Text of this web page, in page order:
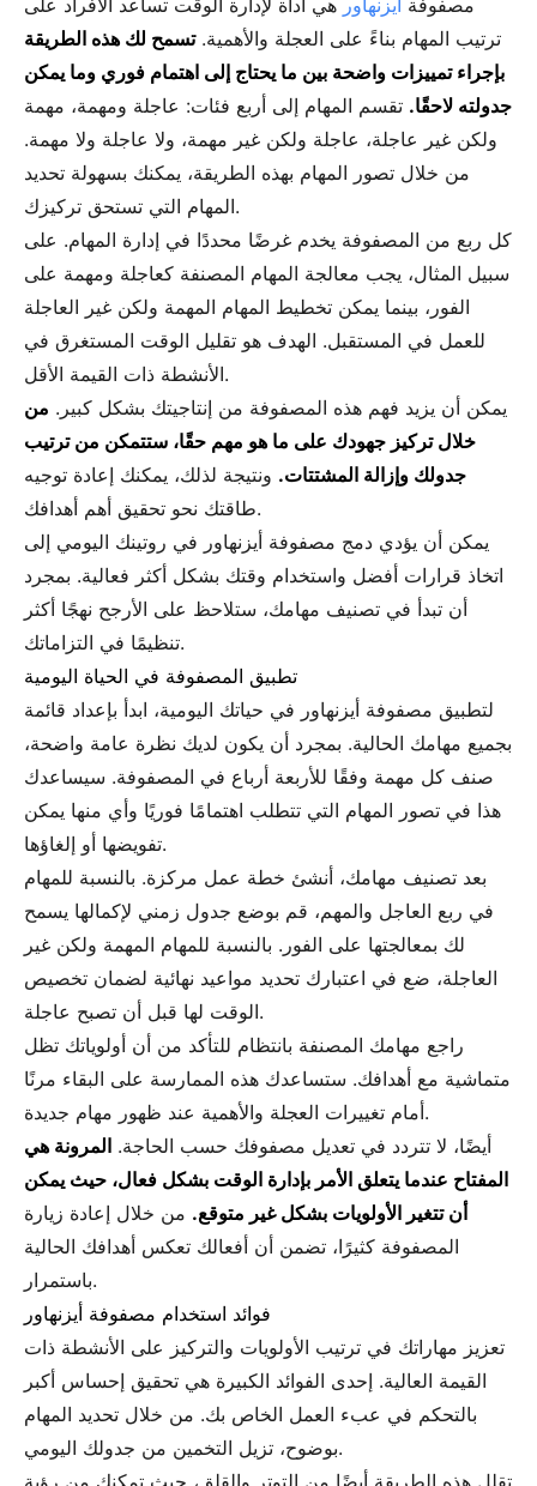
مصفوفة أيزنهاور هي أداة لإدارة الوقت تساعد الأفراد على
ترتيب المهام بناءً على العجلة والأهمية.تسمح لك هذه الطريقة
بإجراء تمييزات واضحة بين ما يحتاج إلى اهتمام فوري وما يمكن
جدولته لاحقًا. تقسم المهام إلى أربع فئات: عاجلة ومهمة، مهمة
ولكن غير عاجلة، عاجلة ولكن غير مهمة، ولا عاجلة ولا مهمة.
من خلال تصور المهام بهذه الطريقة، يمكنك بسهولة تحديد
المهام التي تستحق تركيزك.
كل ربع من المصفوفة يخدم غرضًا محددًا في إدارة المهام. على
سبيل المثال، يجب معالجة المهام المصنفة كعاجلة ومهمة على
الفور، بينما يمكن تخطيط المهام المهمة ولكن غير العاجلة
للعمل في المستقبل. الهدف هو تقليل الوقت المستغرق في
الأنشطة ذات القيمة الأقل.
يمكن أن يزيد فهم هذه المصفوفة من إنتاجيتك بشكل كبير. من
خلال تركيز جهودك على ما هو مهم حقًا، ستتمكن من ترتيب
جدولك وإزالة المشتتات. ونتيجة لذلك، يمكنك إعادة توجيه
طاقتك نحو تحقيق أهم أهدافك.
يمكن أن يؤدي دمج مصفوفة أيزنهاور في روتينك اليومي إلى
اتخاذ قرارات أفضل واستخدام وقتك بشكل أكثر فعالية. بمجرد
أن تبدأ في تصنيف مهامك، ستلاحظ على الأرجح نهجًا أكثر
تنظيمًا في التزاماتك.
تطبيق المصفوفة في الحياة اليومية
لتطبيق مصفوفة أيزنهاور في حياتك اليومية، ابدأ بإعداد قائمة
بجميع مهامك الحالية. بمجرد أن يكون لديك نظرة عامة واضحة،
صنف كل مهمة وفقًا للأربعة أرباع في المصفوفة. سيساعدك
هذا في تصور المهام التي تتطلب اهتمامًا فوريًا وأي منها يمكن
تفويضها أو إلغاؤها.
بعد تصنيف مهامك، أنشئ خطة عمل مركزة. بالنسبة للمهام
في ربع العاجل والمهم، قم بوضع جدول زمني لإكمالها يسمح
لك بمعالجتها على الفور. بالنسبة للمهام المهمة ولكن غير
العاجلة، ضع في اعتبارك تحديد مواعيد نهائية لضمان تخصيص
الوقت لها قبل أن تصبح عاجلة.
راجع مهامك المصنفة بانتظام للتأكد من أن أولوياتك تظل
متماشية مع أهدافك. ستساعدك هذه الممارسة على البقاء مرنًا
أمام تغييرات العجلة والأهمية عند ظهور مهام جديدة.
أيضًا، لا تتردد في تعديل مصفوفك حسب الحاجة. المرونة هي
المفتاح عندما يتعلق الأمر بإدارة الوقت بشكل فعال، حيث يمكن
أن تتغير الأولويات بشكل غير متوقع. من خلال إعادة زيارة
المصفوفة كثيرًا، تضمن أن أفعالك تعكس أهدافك الحالية
باستمرار.
فوائد استخدام مصفوفة أيزنهاور
تعزيز مهاراتك في ترتيب الأولويات والتركيز على الأنشطة ذات
القيمة العالية. إحدى الفوائد الكبيرة هي تحقيق إحساس أكبر
بالتحكم في عبء العمل الخاص بك. من خلال تحديد المهام
بوضوح، تزيل التخمين من جدولك اليومي.
تقلل هذه الطريقة أيضًا من التوتر والقلق، حيث تمكنك من رؤية